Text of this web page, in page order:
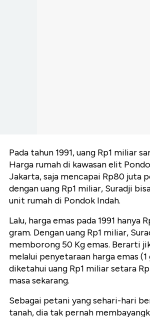
Pada tahun 1991, uang Rp1 miliar
Harga rumah di kawasan elit
Jakarta, saja mencapai Rp80 juta
dengan uang Rp1 miliar, Suradji
unit rumah di Pondok Indah.
Lalu, harga emas pada 1991 hanya
gram. Dengan uang Rp1 miliar,
memborong 50 Kg emas. Berarti
melalui penyetaraan harga emas (1
diketahui uang Rp1 miliar setara
masa sekarang.
Sebagai petani yang sehari-hari
tanah, dia tak pernah